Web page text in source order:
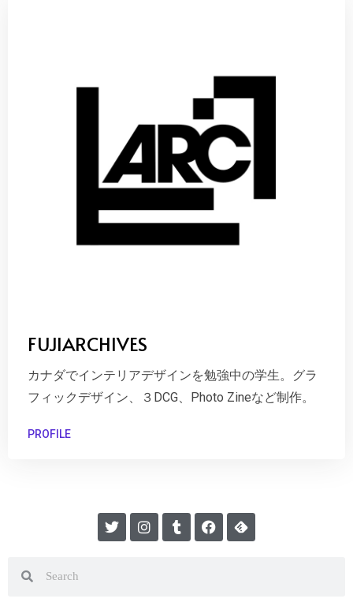
FUJIARCHIVES
カナダでインテリアデザインを勉強中の学生。グラ
フィックデザイン、３DCG、Photo Zineなど制作。
PROFILE